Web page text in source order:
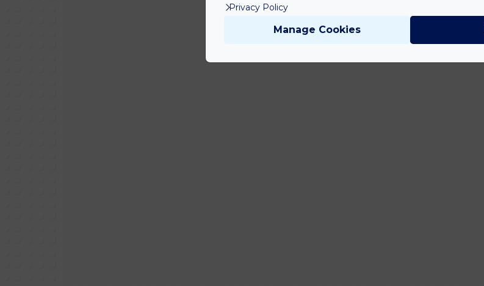
Privacy Policy
Manage Cookies